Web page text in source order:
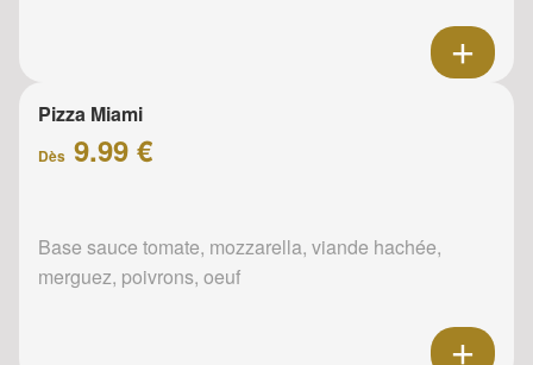
Pizza Miami
Dès 9.99 €
Base sauce tomate, mozzarella, viande hachée,
merguez, poivrons, oeuf